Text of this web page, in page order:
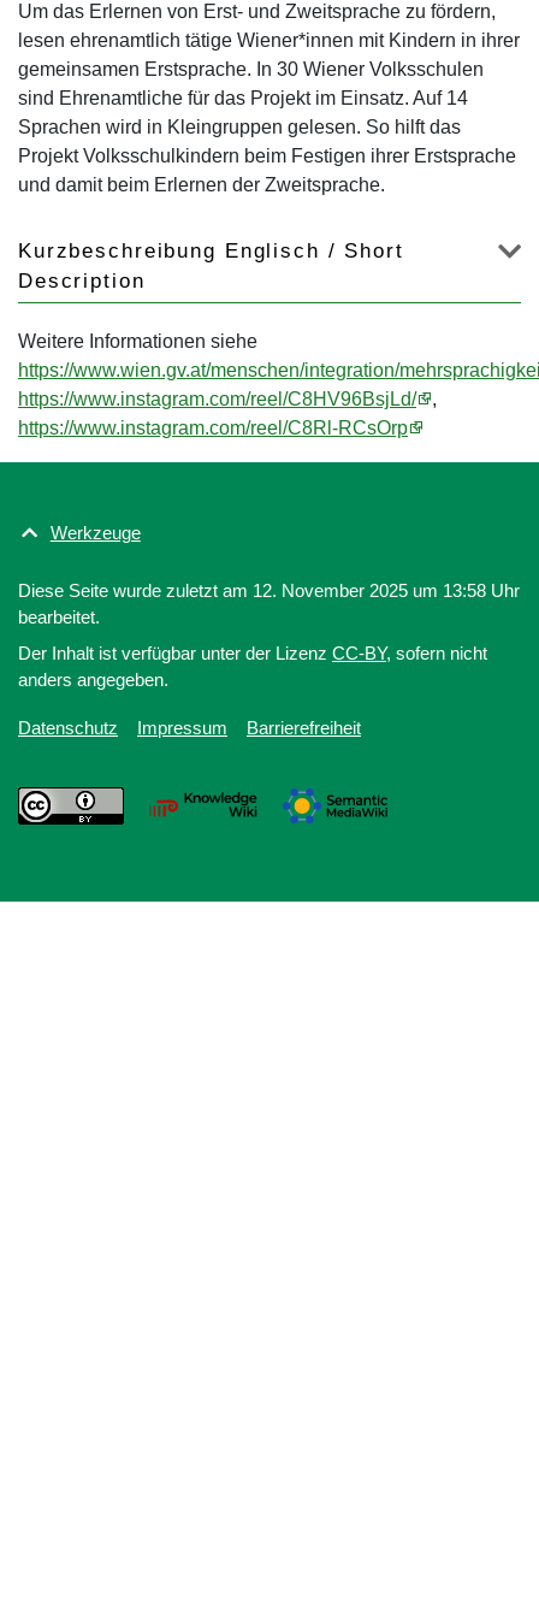
Um das Erlernen von Erst- und Zweitsprache zu fördern,
lesen ehrenamtlich tätige Wiener*innen mit Kindern in ihrer
gemeinsamen Erstsprache. In 30 Wiener Volksschulen
sind Ehrenamtliche für das Projekt im Einsatz. Auf 14
Sprachen wird in Kleingruppen gelesen. So hilft das
Projekt Volksschulkindern beim Festigen ihrer Erstsprache
und damit beim Erlernen der Zweitsprache.
Kurzbeschreibung Englisch / Short
Description
Weitere Informationen siehe
https://www.wien.gv.at/menschen/integration/
https://www.instagram.com/reel/C8HV96BsjLd/
,
https://www.instagram.com/reel/C8Rl-RCsOrp
Werkzeuge
Diese Seite wurde zuletzt am 12. November 2025 um 13:58 Uhr
bearbeitet.
Der Inhalt ist verfügbar unter der Lizenz CC-BY, sofern nicht
anders angegeben.
Datenschutz Impressum Barrierefreiheit